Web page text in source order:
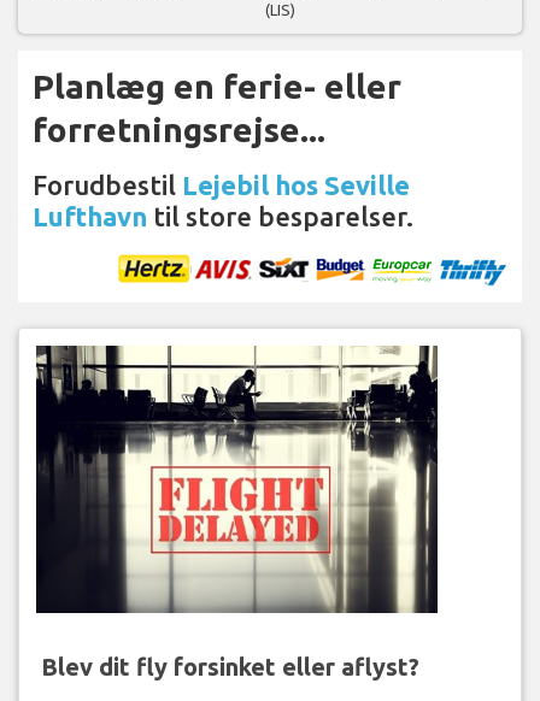
(LIS)
Planlæg en ferie- eller
forretningsrejse...
Forudbestil Lejebil hos Seville
Lufthavn til store besparelser.
Blev dit fly forsinket eller aflyst?